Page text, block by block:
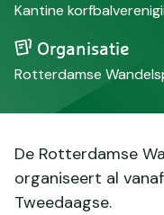
Kantine
Organisatie
Rotterdamse
De Rotterdamse
organiseert al
Tweedaagse.